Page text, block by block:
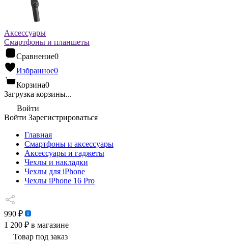
Аксессуары
Смартфоны и планшеты
Сравнение0
Избранное0
Корзина0
Загрузка корзины...
Войти
Войти Зарегистрироваться
Главная
Смартфоны и аксессуары
Аксессуары и гаджеты
Чехлы и накладки
Чехлы для iPhone
Чехлы iPhone 16 Pro
990 ₽
1 200 ₽ в магазине
Товар под заказ